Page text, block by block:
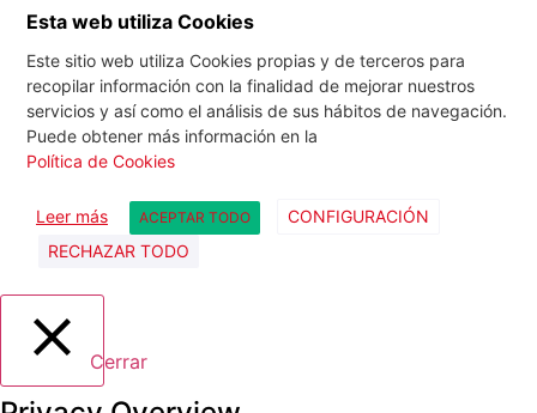
Esta web utiliza Cookies
Este sitio web utiliza Cookies propias y de terceros para
recopilar información con la finalidad de mejorar nuestros
servicios y así como el análisis de sus hábitos de navegación.
Puede obtener más información en la
Política de Cookies
Leer más ACEPTAR TODO
CONFIGURACIÓN
RECHAZAR TODO
Cerrar